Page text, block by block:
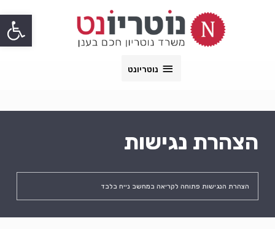
נוטריונט
נוטריונט
הצהרת נגישות
הצהרת הנגישות פתוחה לקריאה במחשב נייח בלבד